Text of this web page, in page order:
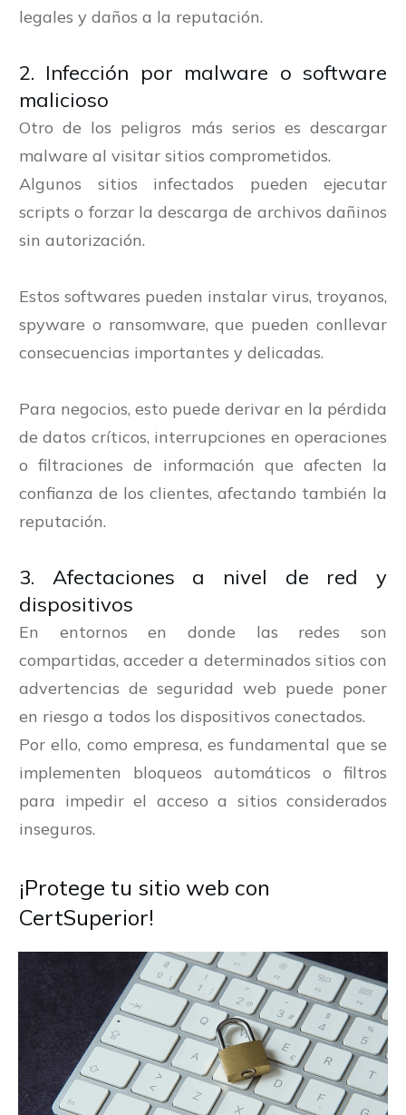
legales y daños a la reputación.
2. Infección por malware o software
malicioso
Otro de los peligros más serios es descargar
malware al visitar sitios comprometidos.
Algunos sitios infectados pueden ejecutar
scripts o forzar la descarga de archivos dañinos
sin autorización.
Estos softwares pueden instalar virus, troyanos,
spyware o ransomware, que pueden conllevar
consecuencias importantes y delicadas.
Para negocios, esto puede derivar en la pérdida
de datos críticos, interrupciones en operaciones
o filtraciones de información que afecten la
confianza de los clientes, afectando también la
reputación.
3. Afectaciones a nivel de red y
dispositivos
En entornos en donde las redes son
compartidas, acceder a determinados sitios con
advertencias de seguridad web puede poner
en riesgo a todos los dispositivos conectados.
Por ello, como empresa, es fundamental que se
implementen bloqueos automáticos o filtros
para impedir el acceso a sitios considerados
inseguros.
¡Protege tu sitio web con
CertSuperior!